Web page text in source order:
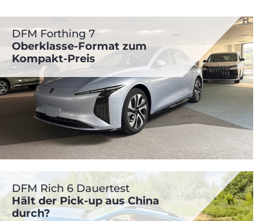
DFM Forthing 7
Oberklasse-Format zum
Kompakt-Preis
DFM Rich 6 Dauertest
Hält der Pick-up aus China
durch?